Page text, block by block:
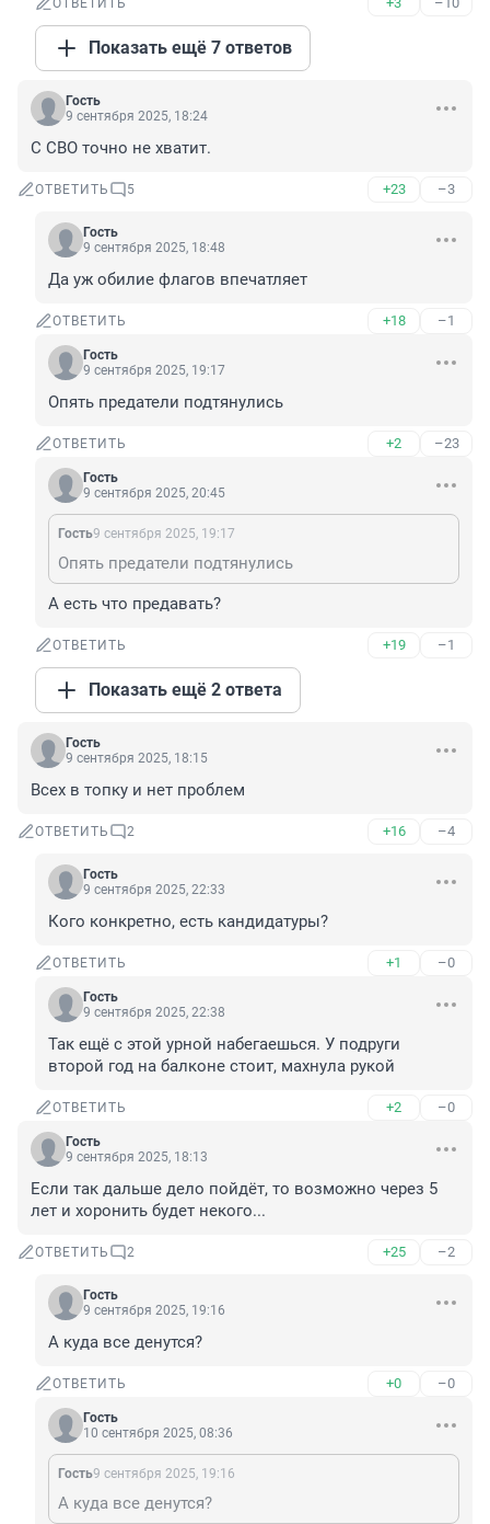
ОТВЕТИТЬ
Показать ещё 7 ответов
Гость
9 сентября 2025, 18:24
С СВО точно не хватит.
ОТВЕТИТЬ 5 +23 –3
Гость
9 сентября 2025, 18:48
Да уж обилие флагов впечатляет
ОТВЕТИТЬ +18 –1
Гость
9 сентября 2025, 19:17
Опять предатели подтянулись
ОТВЕТИТЬ +2 –23
Гость
9 сентября 2025, 20:45
Гость9 сентября 2025, 19:17
Опять предатели подтянулись
А есть что предавать?
ОТВЕТИТЬ +19 –1
Показать ещё 2 ответа
Гость
9 сентября 2025, 18:15
Всех в топку и нет проблем
ОТВЕТИТЬ 2 +16 –4
Гость
9 сентября 2025, 22:33
Кого конкретно, есть кандидатуры?
ОТВЕТИТЬ +1 –0
Гость
9 сентября 2025, 22:38
Так ещё с этой урной набегаешься. У подруги
второй год на балконе стоит, махнула рукой
ОТВЕТИТЬ +2 –0
Гость
9 сентября 2025, 18:13
Если так дальше дело пойдёт, то возможно через 5
лет и хоронить будет некого...
ОТВЕТИТЬ 2 +25 –2
Гость
9 сентября 2025, 19:16
А куда все денутся?
ОТВЕТИТЬ +0 –0
Гость
10 сентября 2025, 08:36
Гость9 сентября 2025, 19:16
А куда все денутся?